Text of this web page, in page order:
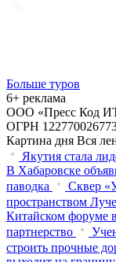
Больше туров
6+ реклама
ООО «Пресс Код
ОГРН
Картина дня Вся
Якутия стала
В Хабаровске
паводка
Сквер
пространством
Китайском форуме
партнерство
строить прочные